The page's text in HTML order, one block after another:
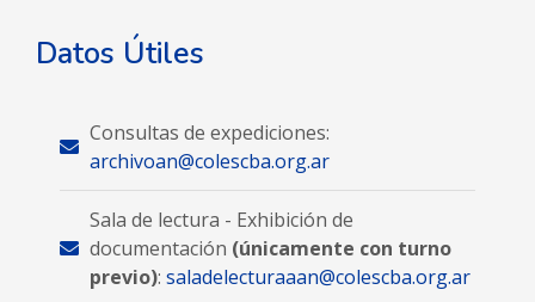
Datos Útiles
Consultas de expediciones:
archivoan@colescba.org.ar
Sala de lectura - Exhibición de
documentación (únicamente con turno
previo): saladelecturaaan@colescba.org.ar